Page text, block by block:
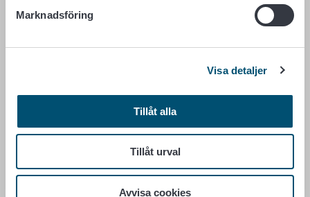
Marknadsföring
Visa detaljer
Tillåt alla
Tillåt urval
Avvisa cookies
00027 LIVSMEDELSVERKET
Ge respons
Tillgänglighetsutlåtande
Information om webbplatsen
Cookie inställningar